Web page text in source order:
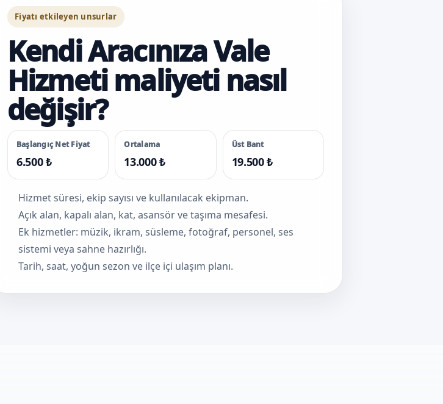
Fiyatı etkileyen unsurlar
Kendi Aracınıza Vale
Hizmeti maliyeti nasıl
değişir?
Başlangıç Net Fiyat
6.500 ₺
Ortalama
13.000 ₺
Üst Bant
19.500 ₺
Hizmet süresi, ekip sayısı ve kullanılacak ekipman.
Açık alan, kapalı alan, kat, asansör ve taşıma mesafesi.
Ek hizmetler: müzik, ikram, süsleme, fotoğraf, personel, ses
sistemi veya sahne hazırlığı.
Tarih, saat, yoğun sezon ve ilçe içi ulaşım planı.